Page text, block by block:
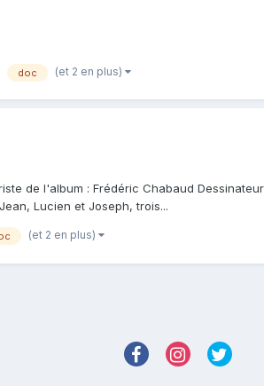
doc (et 2 en plus)
de l'album : Frédéric Chabaud
Lucien et Joseph, trois...
(et 2 en plus)